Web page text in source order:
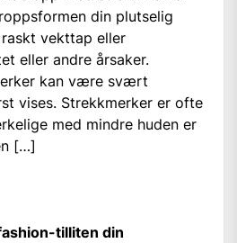
din plutselig
vekttap eller
eller andre årsaker.
kan være svært
vises. Strekkmerker er ofte
med mindre huden er
[…]
tilliten din